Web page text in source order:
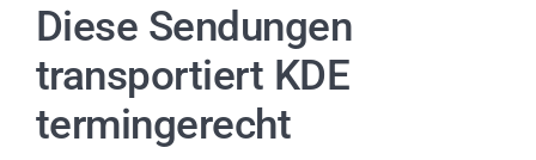
Diese Sendungen
transportiert KDE
termingerecht